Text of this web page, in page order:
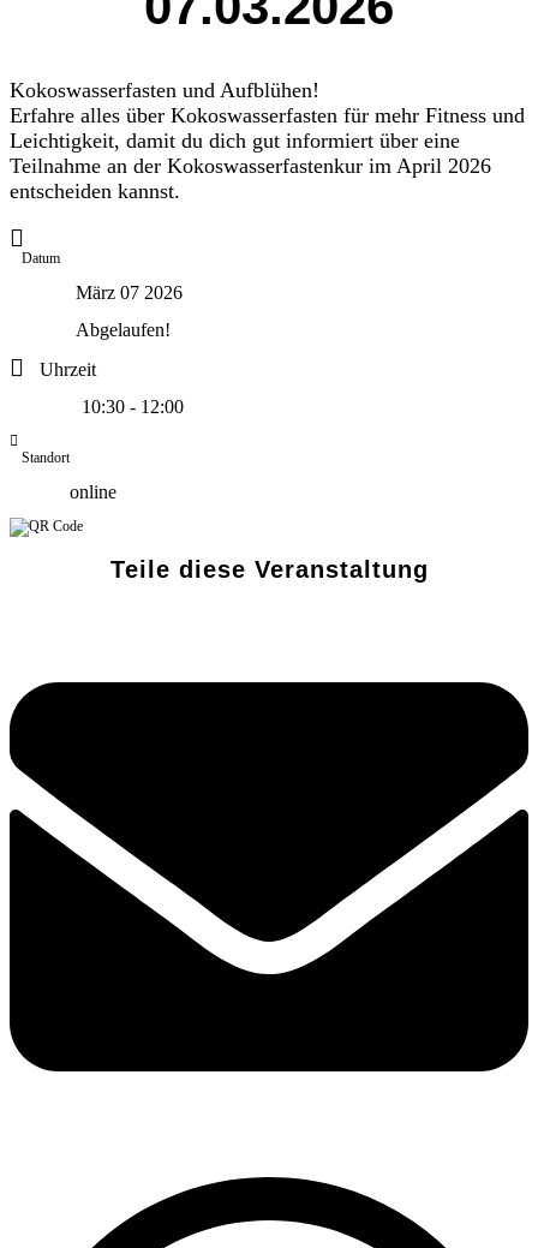
Kokoswasserfasten und Aufblühen!
Erfahre alles über Kokoswasserfasten für mehr Fitness und
Leichtigkeit, damit du dich gut informiert über eine
Teilnahme an der Kokoswasserfastenkur im April 2026
entscheiden kannst.
Datum
März 07 2026
Abgelaufen!
Uhrzeit
10:30 - 12:00
Standort
online
Teile diese Veranstaltung